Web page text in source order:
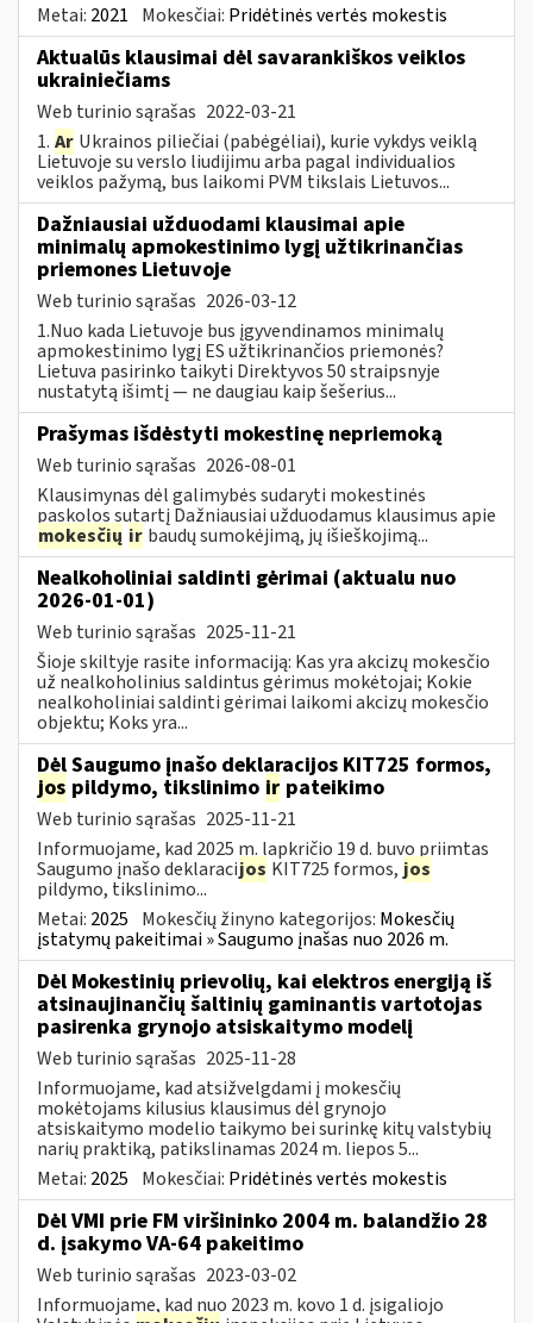
Metai: 2021 Mokesčiai: Pridėtinės vertės mokestis
Aktualūs klausimai dėl savarankiškos veiklos
ukrainiečiams
Web turinio sąrašas 2022-03-21
1. Ar Ukrainos piliečiai (pabėgėliai), kurie vykdys veiklą
Lietuvoje su verslo liudijimu arba pagal individualios
veiklos pažymą, bus laikomi PVM tikslais Lietuvos...
Dažniausiai užduodami klausimai apie
minimalų apmokestinimo lygį užtikrinančias
priemones Lietuvoje
Web turinio sąrašas 2026-03-12
1.Nuo kada Lietuvoje bus įgyvendinamos minimalų
apmokestinimo lygį ES užtikrinančios priemonės?
Lietuva pasirinko taikyti Direktyvos 50 straipsnyje
nustatytą išimtį — ne daugiau kaip šešerius...
Prašymas išdėstyti mokestinę nepriemoką
Web turinio sąrašas 2026-08-01
Klausimynas dėl galimybės sudaryti mokestinės
paskolos sutartį Dažniausiai užduodamus klausimus apie
mokesčių ir baudų sumokėjimą, jų išieškojimą...
Nealkoholiniai saldinti gėrimai (aktualu nuo
2026-01-01)
Web turinio sąrašas 2025-11-21
Šioje skiltyje rasite informaciją: Kas yra akcizų mokesčio
už nealkoholinius saldintus gėrimus mokėtojai; Kokie
nealkoholiniai saldinti gėrimai laikomi akcizų mokesčio
objektu; Koks yra...
Dėl Saugumo įnašo deklaracijos KIT725 formos,
jos pildymo, tikslinimo ir pateikimo
Web turinio sąrašas 2025-11-21
Informuojame, kad 2025 m. lapkričio 19 d. buvo priimtas
Saugumo įnašo deklaracijos KIT725 formos, jos
pildymo, tikslinimo...
Metai: 2025 Mokesčių žinyno kategorijos: Mokesčių
įstatymų pakeitimai » Saugumo įnašas nuo 2026 m.
Dėl Mokestinių prievolių, kai elektros energiją iš
atsinaujinančių šaltinių gaminantis vartotojas
pasirenka grynojo atsiskaitymo modelį
Web turinio sąrašas 2025-11-28
Informuojame, kad atsižvelgdami į mokesčių
mokėtojams kilusius klausimus dėl grynojo
atsiskaitymo modelio taikymo bei surinkę kitų valstybių
narių praktiką, patikslinamas 2024 m. liepos 5...
Metai: 2025 Mokesčiai: Pridėtinės vertės mokestis
Dėl VMI prie FM viršininko 2004 m. balandžio 28
d. įsakymo VA-64 pakeitimo
Web turinio sąrašas 2023-03-02
Informuojame, kad nuo 2023 m. kovo 1 d. įsigaliojo